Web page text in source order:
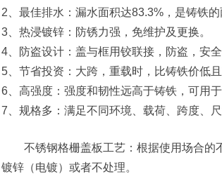
2、最佳排水：漏水面积达83.3%，是铸铁的
3、热浸镀锌：防锈力强，免维护及更换。
4、防盗设计：盖与框用铰联接，防盗，安全
5、节省投资：大跨，重载时，比铸铁价低
6、高强度：强度和韧性远高于铸铁，可用
7、规格多：满足不同环境、载荷、跨度、尺
不锈钢格栅盖板工艺：根据使用场合的
镀锌（电镀）或者不处理。